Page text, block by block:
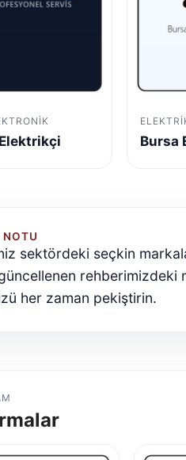
Bursa
NOTU
sektördeki seçkin
her zaman pekiştirin.